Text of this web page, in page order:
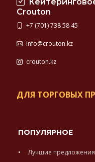
Crouton
+7 (701) 738 58 45
info@crouton.kz
crouton.kz
ДЛЯ ТОРГОВЫХ
ПОПУЛЯРНОЕ
Лучшие предложения